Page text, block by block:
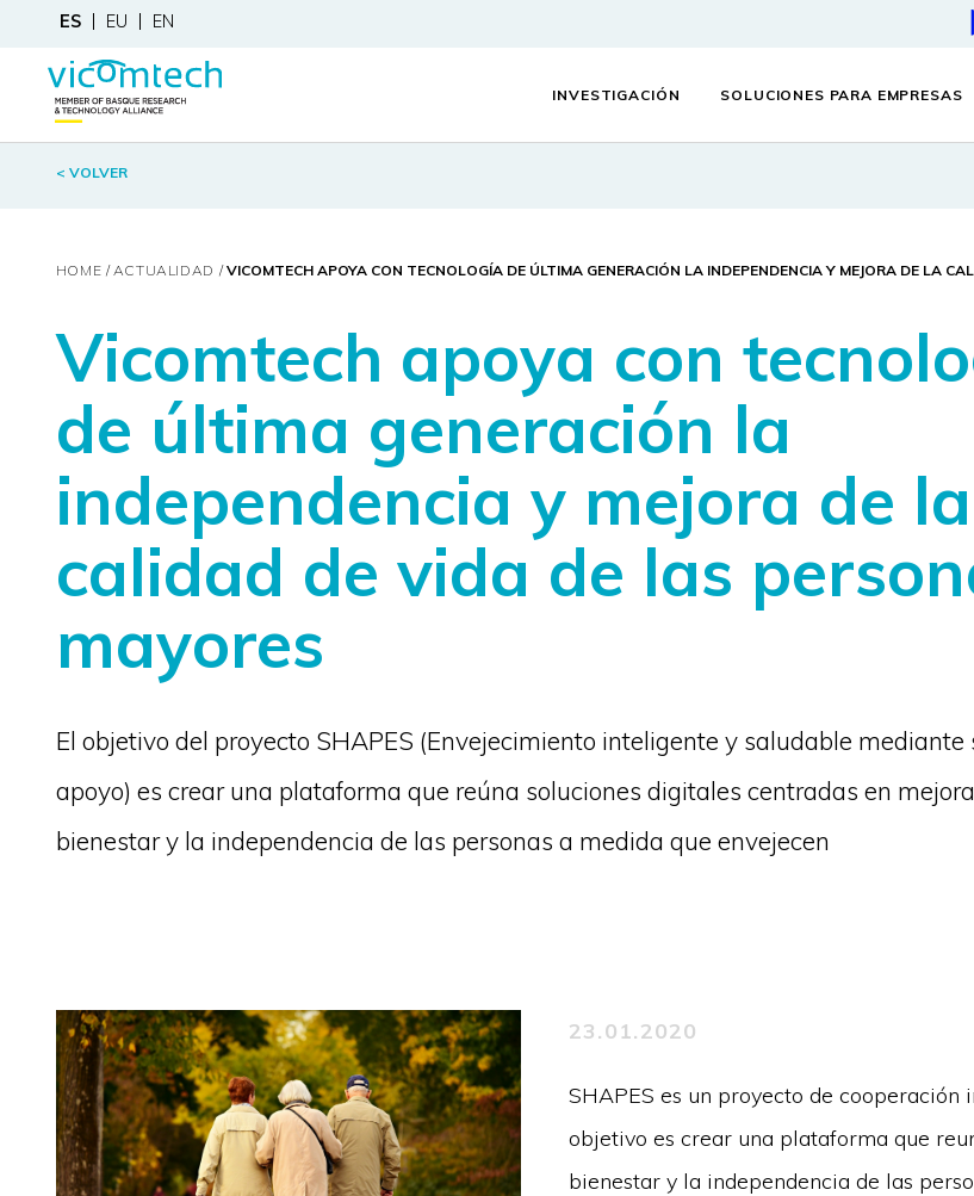
ES EU EN
INVESTIGACIÓN SOLUCIONES PARA EMPRESAS
< VOLVER
HOME ACTUALIDAD VICOMTECH APOYA CON TECNOLOGÍA DE ÚLTIMA GENERACIÓN LA INDEPENDENCIA Y MEJORA DE LA
Vicomtech apoya con
de última generación la
independencia y mejora de la
calidad de vida de las
mayores
El objetivo del proyecto SHAPES (Envejecimiento inteligente y saludable mediante
apoyo) es crear una plataforma que reúna soluciones digitales centradas en
bienestar y la independencia de las personas a medida que envejecen
23.01.2020
SHAPES es un proyecto de
objetivo es crear una plataforma que
bienestar y la independencia de las